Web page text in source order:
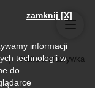
Kultura i rozrywka
zamknij [X]
informacji
technologii w
do